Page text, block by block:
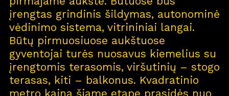
įrengtas grindinis šildymas, autonominė
vėdinimo sistema, vitrininiai langai.
Būtų pirmuosiuose aukštuose
gyventojai turės nuosavus kiemelius su
įrengtomis terasomis, viršutinių – stogo
terasas, kiti – balkonus. Kvadratinio
metro kaina šiame etape prasidės nuo